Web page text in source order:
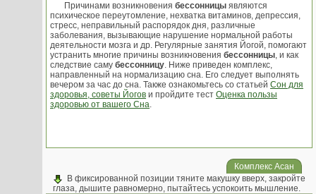
Причинами возникновения бессонницы являются
психическое переутомление, нехватка витаминов, депрессия,
стресс, неправильный распорядок дня, различные
заболевания, вызывающие нарушение нормальной работы
деятельности мозга и др. Регулярные занятия Йогой, помогают
устранить многие причины возникновения бессонницы, и как
следствие саму бессонницу. Ниже приведен комплекс,
направленный на нормализацию сна. Его следует выполнять
вечером за час до сна. Также ознакомьтесь со статьей Сон для
здоровья, советы Йогов и пройдите тест Оценка пользы
здоровью от вашего Сна.
Комплекс Асан
В фиксированной позиции тяните макушку вверх, закройте
глаза, дышите равномерно, пытайтесь успокоить мышление.